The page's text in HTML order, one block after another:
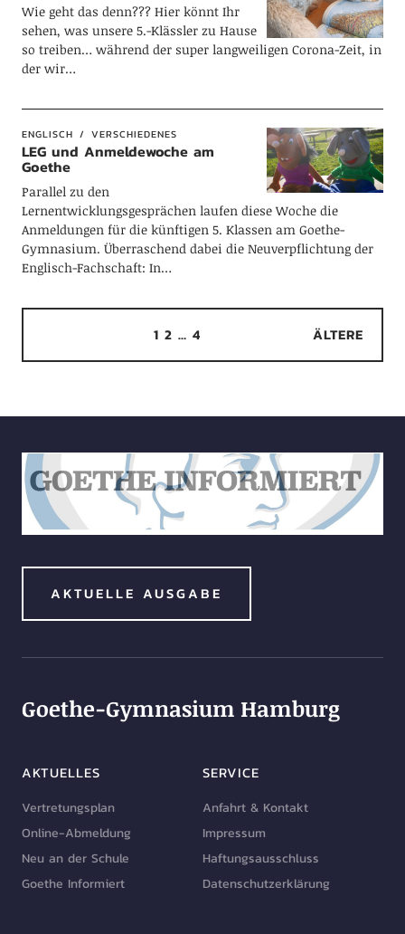
Wie geht das denn??? Hier könnt Ihr
sehen, was unsere 5.-Klässler zu Hause
so treiben… während der super langweiligen Corona-Zeit, in
der wir…
ENGLISCH VERSCHIEDENES
LEG und Anmeldewoche am
Goethe
Parallel zu den
Lernentwicklungsgesprächen laufen diese Woche die
Anmeldungen für die künftigen 5. Klassen am Goethe-
Gymnasium. Überraschend dabei die Neuverpflichtung der
Englisch-Fachschaft: In…
1 2 … 4 ÄLTERE
AKTUELLE AUSGABE
Goethe-Gymnasium Hamburg
AKTUELLES
Vertretungsplan
Online-Abmeldung
Neu an der Schule
Goethe Informiert
SERVICE
Anfahrt & Kontakt
Impressum
Haftungsausschluss
Datenschutzerklärung